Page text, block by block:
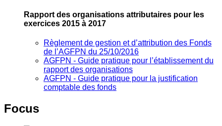
Rapport des organisations attributaires pour les
exercices 2015 à 2017
Règlement de gestion et d’attribution des Fonds
de l’AGFPN du 25/10/2016
AGFPN ‐ Guide pratique pour l’établissement du
rapport des organisations
AGFPN ‐ Guide pratique pour la justification
comptable des fonds
Focus